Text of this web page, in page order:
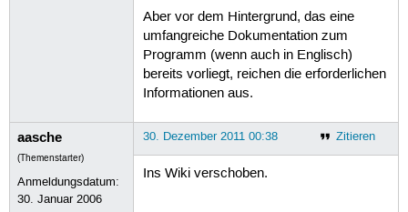
Aber vor dem Hintergrund, das eine
umfangreiche Dokumentation zum
Programm (wenn auch in Englisch)
bereits vorliegt, reichen die erforderlichen
Informationen aus.
aasche
(Themenstarter)
Anmeldungsdatum:
30. Januar 2006
Zitieren
30. Dezember 2011 00:38
Ins Wiki verschoben.